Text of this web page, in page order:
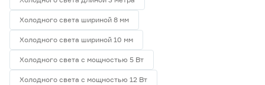
Холодного света шириной 8 мм
Холодного света шириной 10 мм
Холодного света с мощностью 5 Вт
Холодного света с мощностью 12 Вт